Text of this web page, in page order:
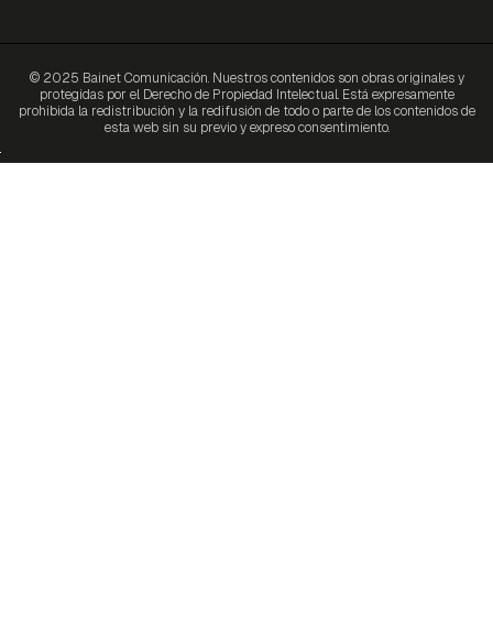
© 2025 Bainet Comunicación. Nuestros contenidos son obras originales y
protegidas por el Derecho de Propiedad Intelectual. Está expresamente
prohibida la redistribución y la redifusión de todo o parte de los contenidos de
esta web sin su previo y expreso consentimiento.